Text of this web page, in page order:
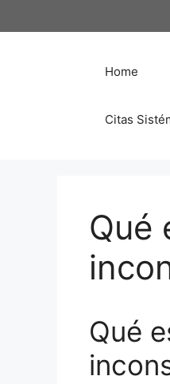
al
Home
Citas
Qué
Qué